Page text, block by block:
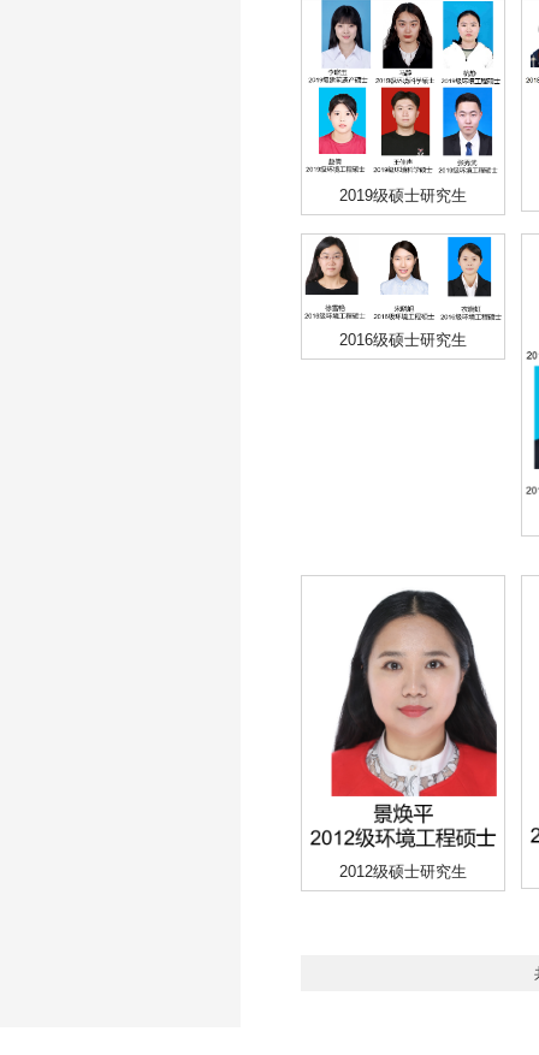
2019级硕士研究生
2016级硕士研究生
2012级硕士研究生